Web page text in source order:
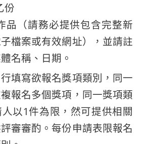
份
品（請務必提供包含完整新
檔案或有效網址），並請註
名稱、日期。
填寫欲報名獎項類別，同一
報名多個獎項，同一獎項類
以1件為限，然可提供相關
審審酌。每份申請表限報名